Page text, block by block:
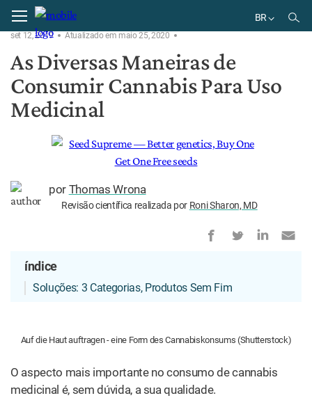
BR
Home Consumo
set 12, 2019 Atualizado em maio 25, 2020
As Diversas Maneiras de
Consumir Cannabis Para Uso
Medicinal
por Thomas Wrona
Revisão científica realizada por Roni Sharon, MD
índice
Soluções: 3 Categorias, Produtos Sem Fim
Auf die Haut auftragen - eine Form des Cannabiskonsums (Shutterstock)
O aspecto mais importante no consumo de cannabis
medicinal é, sem dúvida, a sua qualidade.